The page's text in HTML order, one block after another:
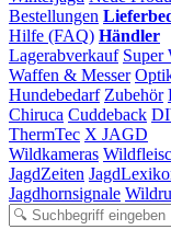
Bestellungen
Hilfe (FAQ) Händler
Lagerabverkauf Super
Waffen & Messer
Hundebedarf Zubehör
Chiruca Cuddeback
ThermTec X JAGD
Wildkameras
JagdZeiten
Jagdhornsignale